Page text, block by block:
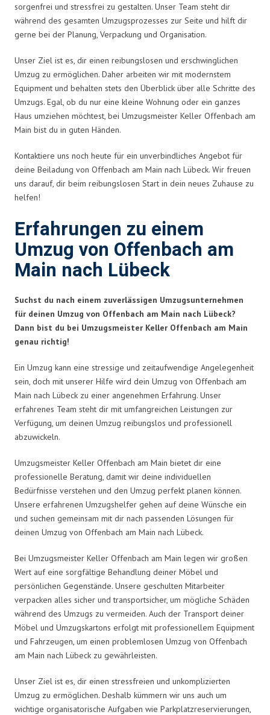
sorgenfrei und stressfrei zu gestalten. Unser Team steht dir
während des gesamten Umzugsprozesses zur Seite und hilft dir
gerne bei der Planung, Verpackung und Organisation.
Unser Ziel ist es, dir einen reibungslosen und erschwinglichen
Umzug zu ermöglichen. Daher arbeiten wir mit modernstem
Equipment und behalten stets den Überblick über alle Schritte des
Umzugs. Egal, ob du nur eine kleine Wohnung oder ein ganzes
Haus umziehen möchtest, bei Umzugsmeister Keller Offenbach am
Main bist du in guten Händen.
Kontaktiere uns noch heute für ein unverbindliches Angebot für
deine Beiladung von Offenbach am Main nach Lübeck. Wir freuen
uns darauf, dir beim reibungslosen Start in dein neues Zuhause zu
helfen!
Erfahrungen zu einem
Umzug von Offenbach am
Main nach Lübeck
Suchst du nach einem zuverlässigen Umzugsunternehmen
für deinen Umzug von Offenbach am Main nach Lübeck?
Dann bist du bei Umzugsmeister Keller Offenbach am Main
genau richtig!
Ein Umzug kann eine stressige und zeitaufwendige Angelegenheit
sein, doch mit unserer Hilfe wird dein Umzug von Offenbach am
Main nach Lübeck zu einer angenehmen Erfahrung. Unser
erfahrenes Team steht dir mit umfangreichen Leistungen zur
Verfügung, um deinen Umzug reibungslos und professionell
abzuwickeln.
Umzugsmeister Keller Offenbach am Main bietet dir eine
professionelle Beratung, damit wir deine individuellen
Bedürfnisse verstehen und den Umzug perfekt planen können.
Unsere erfahrenen Umzugshelfer gehen auf deine Wünsche ein
und suchen gemeinsam mit dir nach passenden Lösungen für
deinen Umzug von Offenbach am Main nach Lübeck.
Bei Umzugsmeister Keller Offenbach am Main legen wir großen
Wert auf eine sorgfältige Behandlung deiner Möbel und
persönlichen Gegenstände. Unsere geschulten Mitarbeiter
verpacken alles sicher und transportsicher, um mögliche Schäden
während des Umzugs zu vermeiden. Auch der Transport deiner
Möbel und Umzugskartons erfolgt mit professionellem Equipment
und Fahrzeugen, um einen problemlosen Umzug von Offenbach
am Main nach Lübeck zu gewährleisten.
Unser Ziel ist es, dir einen stressfreien und unkomplizierten
Umzug zu ermöglichen. Deshalb kümmern wir uns auch um
wichtige organisatorische Aufgaben wie Parkplatzreservierungen,